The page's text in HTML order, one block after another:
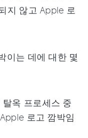
지 않고 Apple 로
이는 데에 대한 몇
탈옥 프로세스 중
로고 깜박임